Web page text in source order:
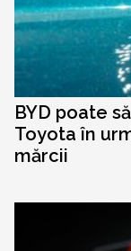
BYD poate
Toyota în
mărcii